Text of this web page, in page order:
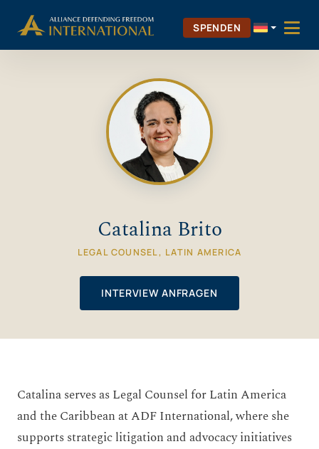
Inhalt
SPENDEN
Catalina Brito
LEGAL COUNSEL, LATIN AMERICA
INTERVIEW ANFRAGEN
Catalina serves as Legal Counsel for Latin America
and the Caribbean at ADF International, where she
supports strategic litigation and advocacy initiatives